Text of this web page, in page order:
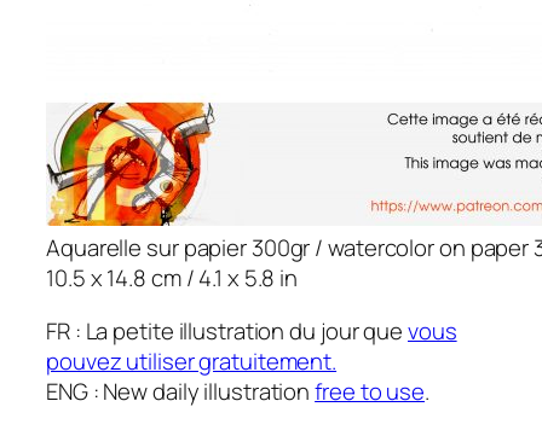
Aquarelle sur papier 300gr / watercolor on paper
10.5 x 14.8 cm / 4.1 x 5.8 in
FR : La petite illustration du jour quevous
pouvez utiliser gratuitement.
ENG : New daily illustrationfree to use.